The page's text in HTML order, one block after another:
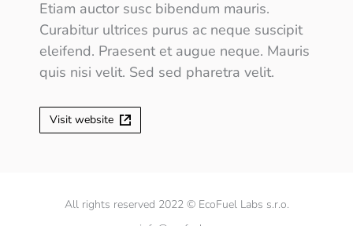
Etiam auctor susc bibendum mauris.
Curabitur ultrices purus ac neque suscipit
eleifend. Praesent et augue neque. Mauris
quis nisi velit. Sed sed pharetra velit.
Visit website
All rights reserved 2022 © EcoFuel Labs s.r.o.